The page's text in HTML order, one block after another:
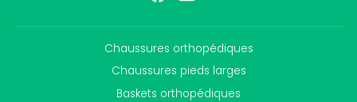
Chaussures orthopédiques
Chaussures pieds larges
Baskets orthopédiques